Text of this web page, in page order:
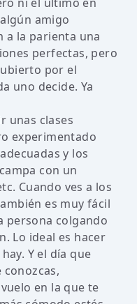
amigo
a la parienta una
perfectas, pero
por el
uno decide. Ya
unas clases
experimentado
y los
con un
Cuando ves a los
es muy fácil
persona colgando
Lo ideal es hacer
Y el día que
en la que te